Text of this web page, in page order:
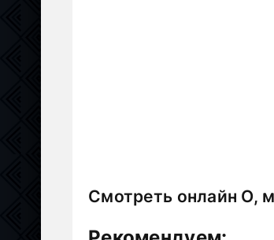
Смотреть онлайн О,